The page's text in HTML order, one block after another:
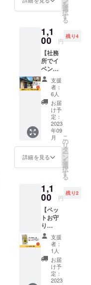
す！
縁結び
の御利
ります
よう、
心を込
めてお
届けし
ます。
お持ち
の御朱
印帳に
お貼り
くださ
い。 ※
送料込
みのお
値段で
す。
を
選
択
す
る
1,1
00 円
残り4
【社務
所でイ
ベント
開催で
きる権
利】 霊
泉大社
の社務
所で、
イベン
ト開催
ができ
ます！
ワーク
ショッ
プやお
などに
ご活用
くださ
い。 ■
実施に
ついて■
開催曜
日：平
日 時間
帯：
13:00～
17:30
広さ：
支援
者：
6人
お届
け予
定：
2023
年09
月
詳細を見る
こ
の
リ
タ
ー
ン
を
選
択
す
る
1,1
00 円
残り2
【ペッ
トお守
り
（猫）
】 大切
な家族
の一
員、猫
ちゃん
にもお
支援
者：
1人
お届
け予
定：
2023